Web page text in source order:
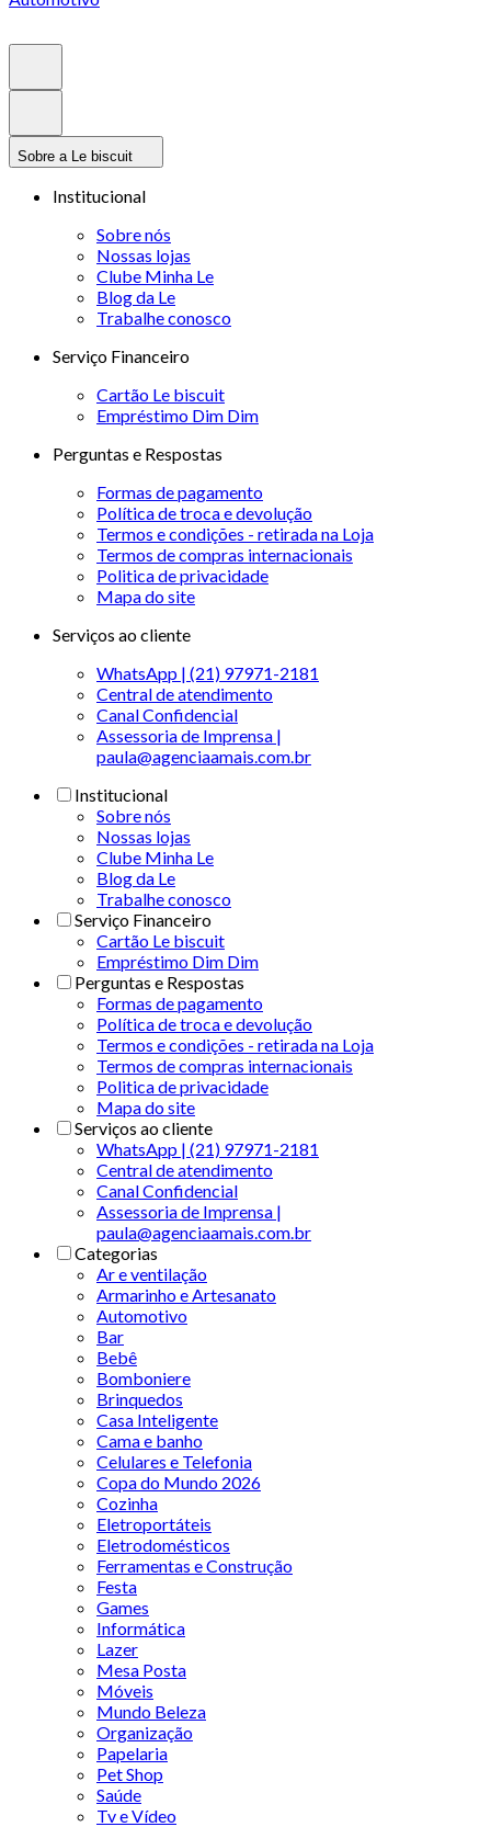
Sobre a Le biscuit
Institucional
Sobre nós
Nossas lojas
Clube Minha Le
Blog da Le
Trabalhe conosco
Serviço Financeiro
Cartão Le biscuit
Empréstimo Dim Dim
Perguntas e Respostas
Formas de pagamento
Política de troca e devolução
Termos e condições - retirada na Loja
Termos de compras internacionais
Politica de privacidade
Mapa do site
Serviços ao cliente
WhatsApp | (21) 97971-2181
Central de atendimento
Canal Confidencial
Assessoria de Imprensa |
paula@agenciaamais.com.br
Institucional
Sobre nós
Nossas lojas
Clube Minha Le
Blog da Le
Trabalhe conosco
Serviço Financeiro
Cartão Le biscuit
Empréstimo Dim Dim
Perguntas e Respostas
Formas de pagamento
Política de troca e devolução
Termos e condições - retirada na Loja
Termos de compras internacionais
Politica de privacidade
Mapa do site
Serviços ao cliente
WhatsApp | (21) 97971-2181
Central de atendimento
Canal Confidencial
Assessoria de Imprensa |
paula@agenciaamais.com.br
Categorias
Ar e ventilação
Armarinho e Artesanato
Automotivo
Bar
Bebê
Bomboniere
Brinquedos
Casa Inteligente
Cama e banho
Celulares e Telefonia
Copa do Mundo 2026
Cozinha
Eletroportáteis
Eletrodomésticos
Ferramentas e Construção
Festa
Games
Informática
Lazer
Mesa Posta
Móveis
Mundo Beleza
Organização
Papelaria
Pet Shop
Saúde
Tv e Vídeo